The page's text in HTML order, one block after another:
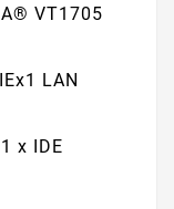
VT1705
LAN
x IDE